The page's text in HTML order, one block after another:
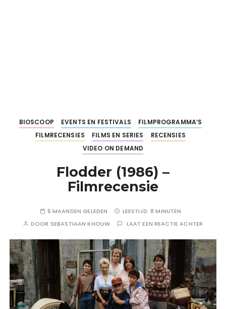
BIOSCOOP EVENTS EN FESTIVALS
FILMPROGRAMMA’S
FILMRECENSIES
FILMS EN SERIES
RECENSIES
VIDEO ON DEMAND
Flodder (1986) –
Filmrecensie
6 MAANDEN GELEDEN LEESTIJD:8 MINUTEN
DOOR SEBASTIAAN KHOUW LAAT EEN REACTIE ACHTER